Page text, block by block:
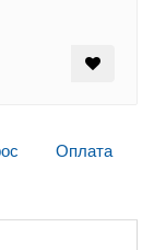
Оплата